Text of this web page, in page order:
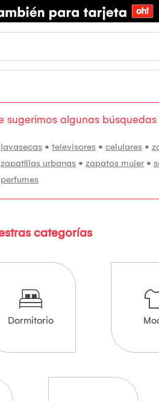
sugerimos algunas
lavasecas • televisores • celulares •
zapatillas urbanas • zapatos mujer •
perfumes
categorías
Dormitorio